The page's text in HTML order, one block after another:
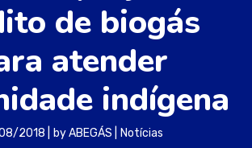
de biogás
atender
indígena
2018 byABEGÁS Notícias